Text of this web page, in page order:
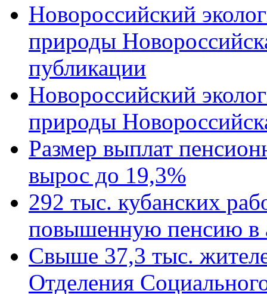
Новороссийский
природы
публикации
Новороссийский
природы
Размер выплат
вырос до 19,3%
292 тыс. кубанских
повышенную пенсию в
Свыше 37,3 тыс.
Отделения